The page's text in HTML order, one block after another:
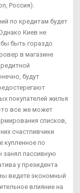
Россия).
по кредитам будет
Киев не
быть гораздо
в магазине
будут
покупателей жилья
все же может
списков,
счастливчики
купленное по
занял пассивную
у президента
ведете экономный
влияние на